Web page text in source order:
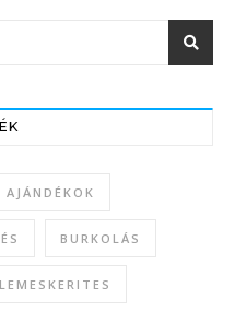
AJÁNDÉKOK
BURKOLÁS